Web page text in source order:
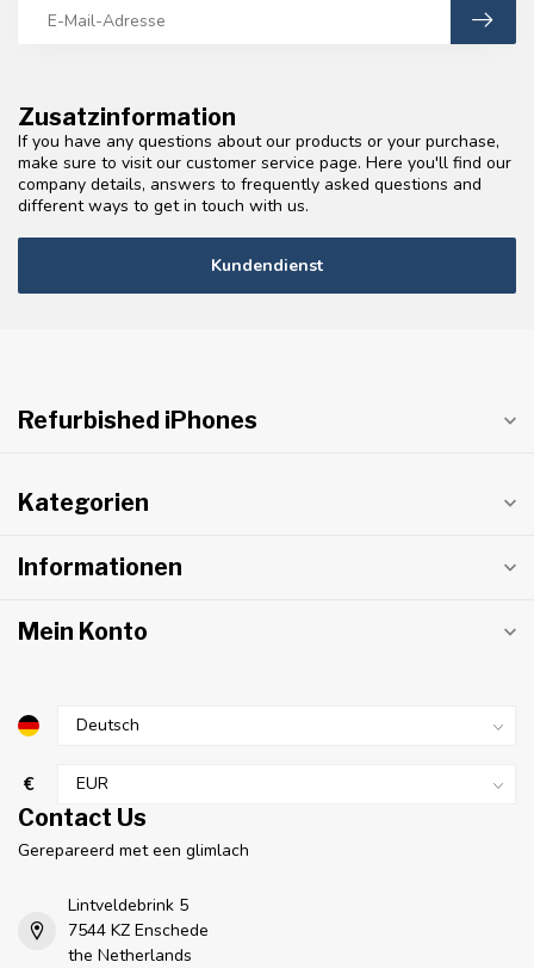
Zusatzinformation
If you have any questions about our products or your purchase,
make sure to visit our customer service page. Here you'll find our
company details, answers to frequently asked questions and
different ways to get in touch with us.
Kundendienst
Refurbished iPhones
Kategorien
Informationen
Mein Konto
€
Contact Us
Gerepareerd met een glimlach
Lintveldebrink 5
7544 KZ Enschede
the Netherlands